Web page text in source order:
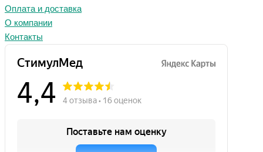
Оплата и доставка
О компании
Контакты